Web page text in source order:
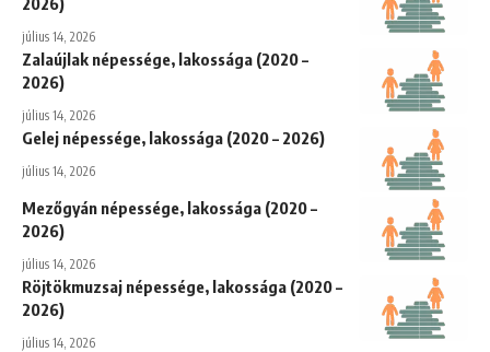
július 14, 2026
Zalaújlak népessége, lakossága (2020 –
2026)
július 14, 2026
Gelej népessége, lakossága (2020 – 2026)
július 14, 2026
Mezőgyán népessége, lakossága (2020 –
2026)
július 14, 2026
Röjtökmuzsaj népessége, lakossága (2020 –
2026)
július 14, 2026